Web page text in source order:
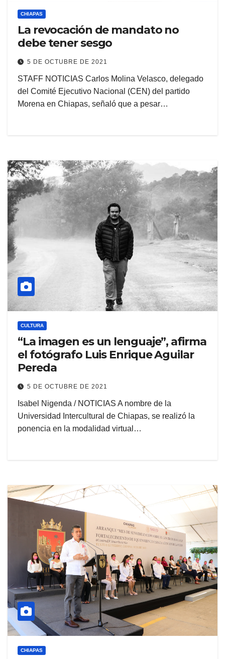
CHIAPAS
La revocación de mandato no
debe tener sesgo
5 DE OCTUBRE DE 2021
STAFF NOTICIAS Carlos Molina Velasco, delegado
del Comité Ejecutivo Nacional (CEN) del partido
Morena en Chiapas, señaló que a pesar…
CULTURA
“La imagen es un lenguaje”, afirma
el fotógrafo Luis Enrique Aguilar
Pereda
5 DE OCTUBRE DE 2021
Isabel Nigenda / NOTICIAS A nombre de la
Universidad Intercultural de Chiapas, se realizó la
ponencia en la modalidad virtual…
CHIAPAS